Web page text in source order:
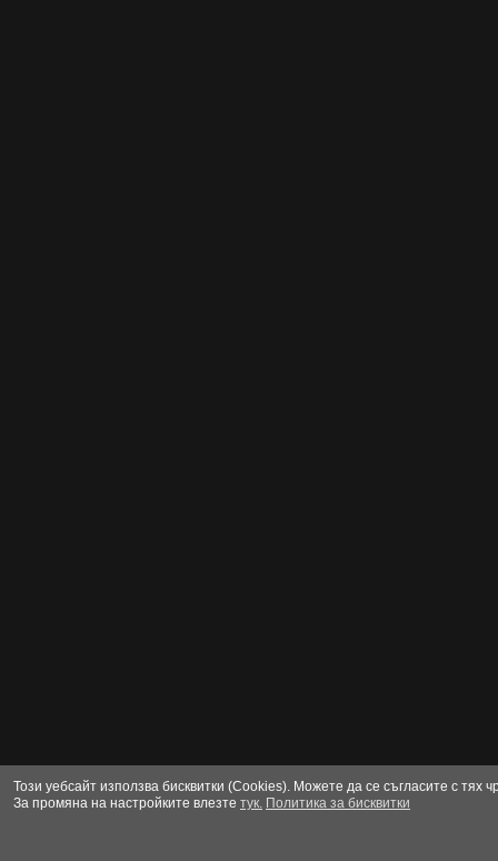
Този уебсайт използва бисквитки (Cookies). Можете да се съгласите с
За промяна на настройките влезте тук. Политика за бисквитки